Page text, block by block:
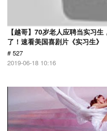
【越哥】70岁老人应聘当实习
了！速看美国喜剧片《实习生》
# 527
2019-06-18 10:16